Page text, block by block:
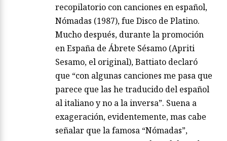
recopilatorio con canciones en español,
Nómadas (1987), fue Disco de Platino.
Mucho después, durante la promoción
en España de Ábrete Sésamo (Apriti
Sesamo, el original), Battiato declaró
que “con algunas canciones me pasa que
parece que las he traducido del español
al italiano y no a la inversa”. Suena a
exageración, evidentemente, mas cabe
señalar que la famosa “Nómadas”,